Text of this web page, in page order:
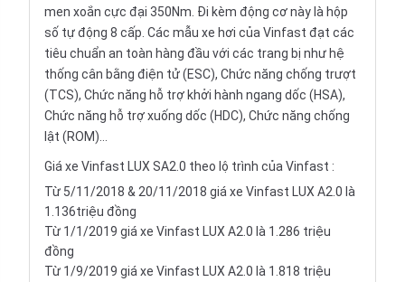
men xoắn cực đại 350Nm. Đi kèm động cơ này là hộp
số tự động 8 cấp. Các mẫu xe hơi của Vinfast đạt các
tiêu chuẩn an toàn hàng đầu với các trang bị như hệ
thống cân bằng điện tử (ESC), Chức năng chống trượt
(TCS), Chức năng hỗ trợ khởi hành ngang dốc (HSA),
Chức năng hỗ trợ xuống dốc (HDC), Chức năng chống
lật (ROM)...
Giá xe Vinfast LUX SA2.0 theo lộ trình của Vinfast :
Từ 5/11/2018 & 20/11/2018 giá xe Vinfast LUX A2.0 là
1.136triệu đồng
Từ 1/1/2019 giá xe Vinfast LUX A2.0 là 1.286 triệu
đồng
Từ 1/9/2019 giá xe Vinfast LUX A2.0 là 1.818 triệu